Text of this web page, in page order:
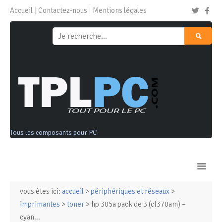
Accueil Contactez-nous Mentions légales
Tous les composants pour PC
Ordinateurs & Tablettes
vous êtes ici: accueil > périphériques et réseaux >
imprimantes > toner > hp 305a pack de 3 (cf370am) –
cyan...